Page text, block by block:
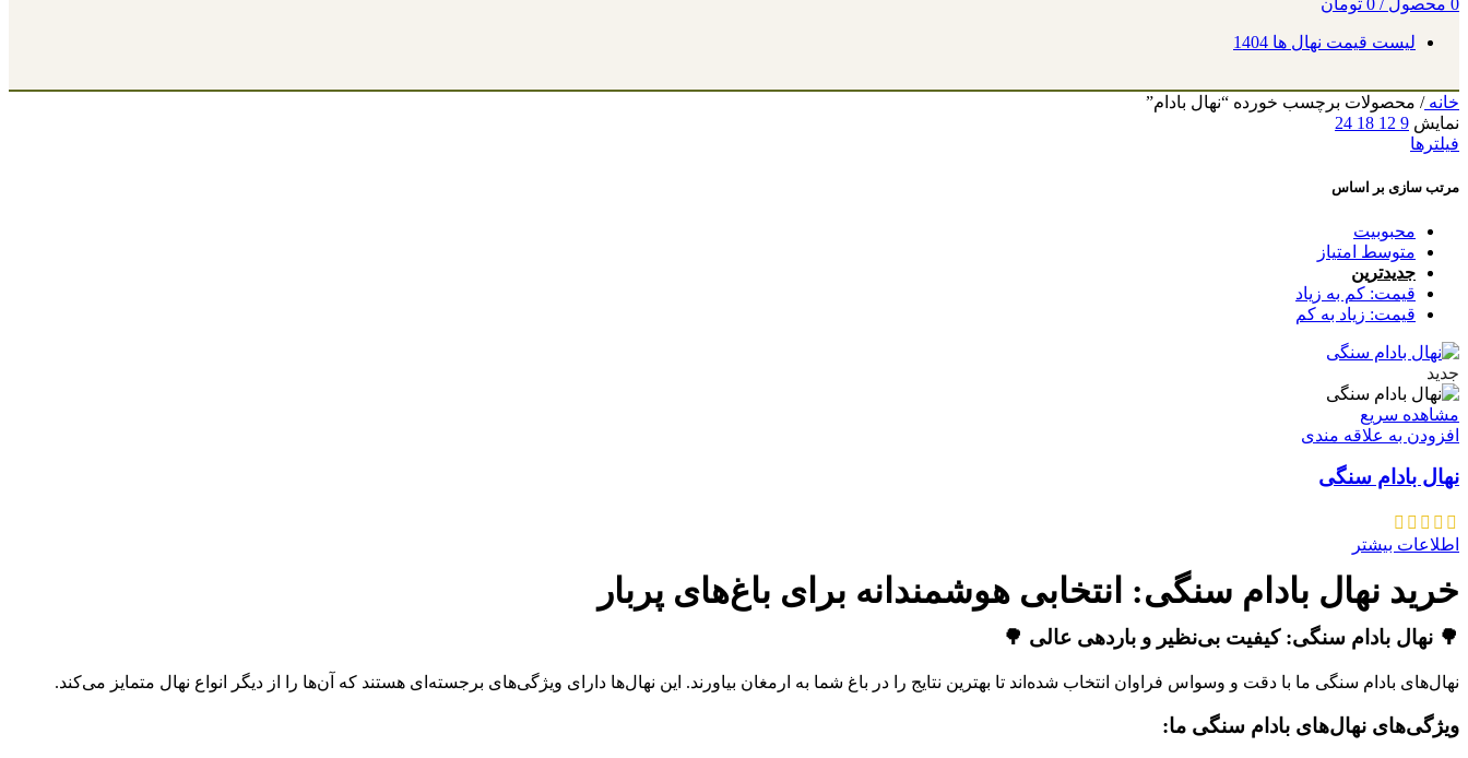
0 محصول /
0 تومان
لیست قیمت نهال ها 1404
خانه/ محصولات برچسب خورده “نهال بادام”
نمایش 9
12
18
24
فیلترها
مرتب سازی بر اساس
محبوبیت
متوسط امتیاز
جدیدترین
قیمت: کم به زیاد
قیمت: زیاد به کم
جدید
مشاهده سریع
افزودن به علاقه مندی
نهال بادام سنگی
اطلاعات بیشتر
خرید نهال بادام سنگی: انتخابی هوشمندانه برای باغ‌های پربار
🌳 نهال بادام سنگی: کیفیت بی‌نظیر و باردهی عالی 🌳
نهال‌های بادام سنگی ما با دقت و وسواس فراوان انتخاب شده‌اند تا بهترین نتایج را در باغ شما به ارمغان بیاورند. این نهال‌ها دارای ویژگی‌های برجسته‌ای هستند که آن‌ها را از دیگر انواع نهال متمایز می‌کند.
ویژگی‌های نهال‌های بادام سنگی ما: